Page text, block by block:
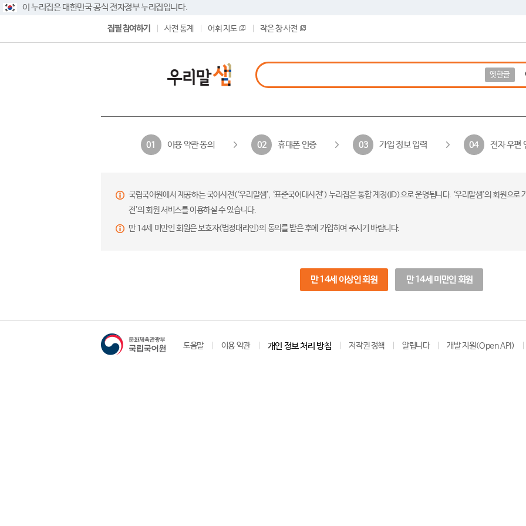
이 누리집은 대한민국 공식 전자정부 누리집입니다.
집필 참여하기 사전 통계 어휘 지도 작은 창 사전
옛한글
01 이용 약관 동의 02 휴대폰 인증 03 가입 정보 입력 04 전자 우편
국립국어원에서 제공하는 국어사전(‘우리말샘’, ‘표준국어대사전’) 누리집은 통합 계정(ID)으로 운영됩니다. ‘우리말샘’의 회원으
전’의 회원 서비스를 이용하실 수 있습니다.
만 14세 미만인 회원은 보호자(법정대리인)의 동의를 받은 후에 가입하여 주시기 바랍니다.
만 14세 이상인 회원 만 14세 미만인 회원
도움말 이용 약관 개인 정보 처리 방침 저작권 정책 알립니다 개발 지원(Open API)